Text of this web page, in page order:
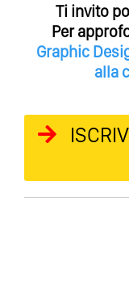
Ti invito
Per
Graphic
alla